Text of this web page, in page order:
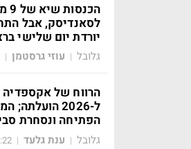
לסאנדיסק, אבל
יורדת יום שלישי
גלובל | עוזי גרסטמן |
ל-2026
הפתיחה ונסחרת סביב 306
גלובל | ענת גלעד |